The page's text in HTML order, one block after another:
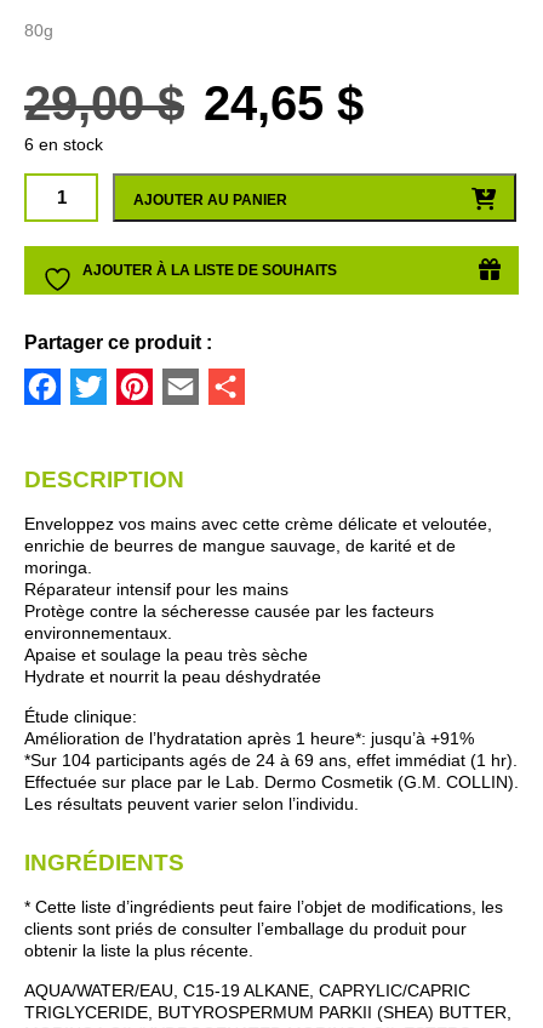
80g
29,00 $ Le
prix
initial
était :
29,00 $.
24,65 $Le
prix
actuel
est :
6 en stock
DOUCEUR
MAINS
AJOUTER AU PANIER
AJOUTER À LA LISTE DE SOUHAITS
Partager ce produit :
Facebook
Twitter Pinterest
Email
DESCRIPTION
Enveloppez vos mains avec cette crème délicate et veloutée,
enrichie de beurres de mangue sauvage, de karité et de
moringa.
Réparateur intensif pour les mains
Protège contre la sécheresse causée par les facteurs
environnementaux.
Apaise et soulage la peau très sèche
Hydrate et nourrit la peau déshydratée
Étude clinique:
Amélioration de l’hydratation après 1 heure*: jusqu’à +91%
*Sur 104 participants agés de 24 à 69 ans, effet immédiat (1 hr).
Effectuée sur place par le Lab. Dermo Cosmetik (G.M. COLLIN).
Les résultats peuvent varier selon l’individu.
INGRÉDIENTS
* Cette liste d’ingrédients peut faire l’objet de modifications, les
clients sont priés de consulter l’emballage du produit pour
obtenir la liste la plus récente.
AQUA/WATER/EAU, C15-19 ALKANE, CAPRYLIC/CAPRIC
TRIGLYCERIDE, BUTYROSPERMUM PARKII (SHEA) BUTTER,